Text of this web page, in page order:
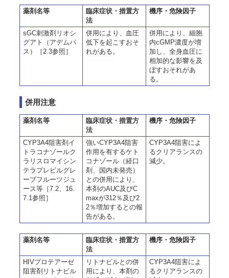
薬剤名等
臨床症状・措置方
法
機序・危険因子
sGC刺激剤リオシ
グアト（アデムパ
ス）［2.3参照］
併用により、血圧
低下を起こすおそ
れがある。
併用により、細胞
内cGMP濃度が増
加し、全身血圧に
相加的な影響を及
ぼすおそれがあ
る。
併用注意
薬剤名等
臨床症状・措置方
法
機序・危険因子
CYP3A4阻害剤イ
トラコナゾールク
ラリスロマイシン
テラプレビルグレ
ープフルーツジュ
ース等［7.2、16.
7.1参照］
強いCYP3A4阻害
作用を有するケト
コナゾール（経口
剤、国内未発売）
との併用により、
本剤のAUC及びC
maxが312％及び2
2％増加するとの報
告がある。
CYP3A4阻害によ
るクリアランスの
減少。
薬剤名等
臨床症状・措置方
法
機序・危険因子
HIVプロテアーゼ
阻害剤リトナビル
リトナビルとの併
用により、本剤の
CYP3A4阻害によ
るクリアランスの